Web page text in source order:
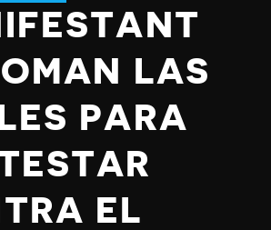
LAS
PARA
EL